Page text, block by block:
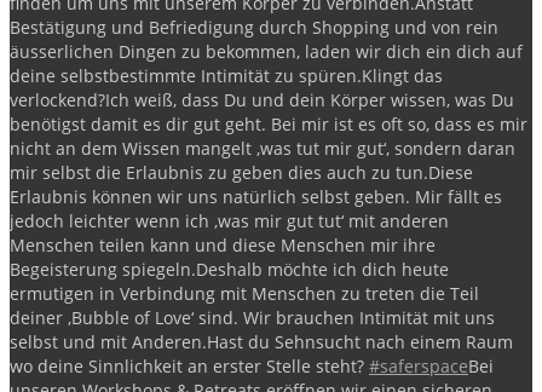
Bestätigung und Befriedigung durch Shopping und von rein
äusserlichen Dingen zu bekommen, laden wir dich ein dich auf
deine selbstbestimmte Intimität zu spüren.Klingt das
verlockend?Ich weiß, dass Du und dein Körper wissen, was Du
benötigst damit es dir gut geht. Bei mir ist es oft so, dass es mir
nicht an dem Wissen mangelt ‚was tut mir gut‘, sondern daran
mir selbst die Erlaubnis zu geben dies auch zu tun.Diese
Erlaubnis können wir uns natürlich selbst geben. Mir fällt es
jedoch leichter wenn ich ‚was mir gut tut‘ mit anderen
Menschen teilen kann und diese Menschen mir ihre
Begeisterung spiegeln.Deshalb möchte ich dich heute
ermutigen in Verbindung mit Menschen zu treten die Teil
deiner ‚Bubble of Love‘ sind. Wir brauchen Intimität mit uns
selbst und mit Anderen.Hast du Sehnsucht nach einem Raum
wo deine Sinnlichkeit an erster Stelle steht? #saferspaceBei